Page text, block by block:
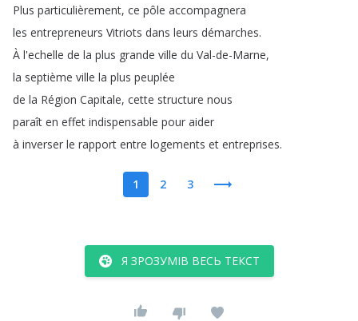
Plus particulièrement, ce pôle accompagnera
les entrepreneurs Vitriots dans leurs démarches.
À l'echelle de la plus grande ville du Val-de-Marne,
la septième ville la plus peuplée
de la Région Capitale, cette structure nous
paraît en effet indispensable pour aider
à inverser le rapport entre logements et entreprises.
1 2 3
Я ЗРОЗУМІВ ВЕСЬ ТЕКСТ